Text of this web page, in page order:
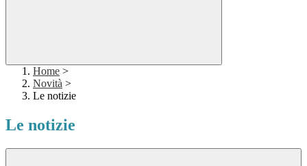
Home >
Novità >
Le notizie
Le notizie